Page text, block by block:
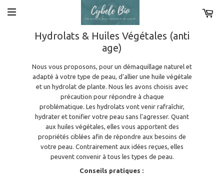
Hydrolats & Huiles Végétales (anti
age)
Nous vous proposons, pour un démaquillage naturel et
adapté à votre type de peau, d'allier une huile végétale
et un hydrolat de plante. Nous les avons choisis avec
précaution pour répondre à chaque
problématique. Les hydrolats vont venir rafraîchir,
hydrater et tonifier votre peau sans l'agresser. Quant
aux huiles végétales, elles vous apportent des
propriétés ciblées afin de répondre aux besoins de
votre peau. Contrairement aux idées reçues, elles
peuvent convenir à tous les types de peau.
Conseils pratiques :